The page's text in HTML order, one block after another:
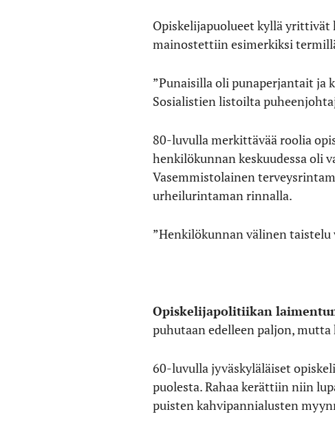
Opiskelijapuolueet kyllä
mainostettiin esimerkiksi
”Punaisilla oli punaperjantait ja
Sosialistien listoilta
80-luvulla merkittävää roolia
henkilökunnan keskuudessa oli
Vasemmistolainen
urheilurintaman rinnalla.
”Henkilökunnan välinen taistelu
Opiskelijapolitiikan
puhutaan edelleen paljon,
60-luvulla jyväskyläläiset
puolesta. Rahaa kerättiin niin
puisten kahvipannialusten